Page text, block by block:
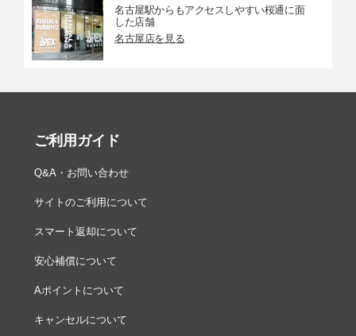
名古屋駅からもアクセスしやすい桜通に面
した店舗
名古屋店を見る
ご利用ガイド
Q&A・お問い合わせ
サイトのご利用について
スマート返却について
安心補償について
Aポイントについて
キャンセルについて